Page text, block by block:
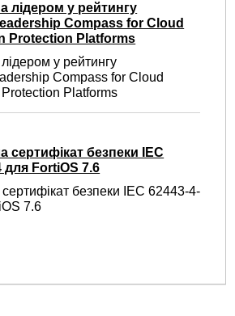
лідером у рейтингу
Compass for Cloud
Protection Platforms
у рейтингу
Compass for Cloud
Platforms
сертифікат безпеки IEC
для FortiOS 7.6
безпеки IEC 62443-4-
7.6